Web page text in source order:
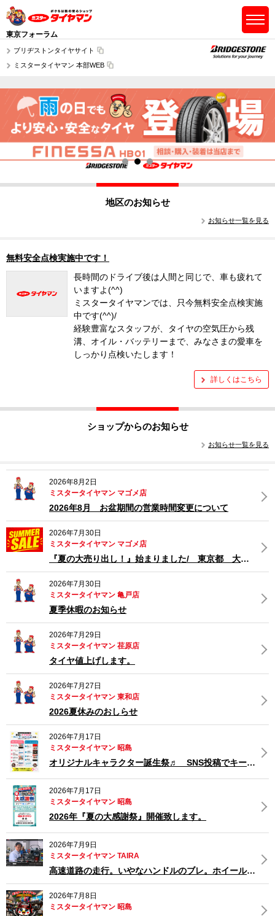
東京フォーラム
ブリヂストンタイヤサイト
ミスタータイヤマン 本部WEB
地区のお知らせ
お知らせ一覧を見る
無料安全点検実施中です！
長時間のドライブ後は人間と同じで、車も疲れて
いますよ(^^)
ミスタータイヤマンでは、只今無料安全点検実施
中です(^^)/
経験豊富なスタッフが、タイヤの空気圧から残
溝、オイル・バッテリーまで、みなさまの愛車を
しっかり点検いたします！
詳しくはこちら
ショップからのお知らせ
お知らせ一覧を見る
2026年8月2日
ミスタータイヤマン マゴメ店
2026年8月 お盆期間の営業時間変更について
2026年7月30日
ミスタータイヤマン マゴメ店
『夏の大売り出し！』始まりました/ 東京都 大田区 南馬込 タイヤ交換
2026年7月30日
ミスタータイヤマン 亀戸店
夏季休暇のお知らせ
2026年7月29日
ミスタータイヤマン 荏原店
タイヤ値上げします。
2026年7月27日
ミスタータイヤマン 東和店
2026夏休みのおしらせ
2026年7月17日
ミスタータイヤマン 昭島
オリジナルキャラクター誕生祭♬ SNS投稿でキーホルダープレゼント‼
2026年7月17日
ミスタータイヤマン 昭島
2026年『夏の大感謝祭』開催致します。
2026年7月9日
ミスタータイヤマン TAIRA
高速道路の走行。いやなハンドルのブレ。ホイールバランスの点検を致しましょう。
2026年7月8日
ミスタータイヤマン 昭島